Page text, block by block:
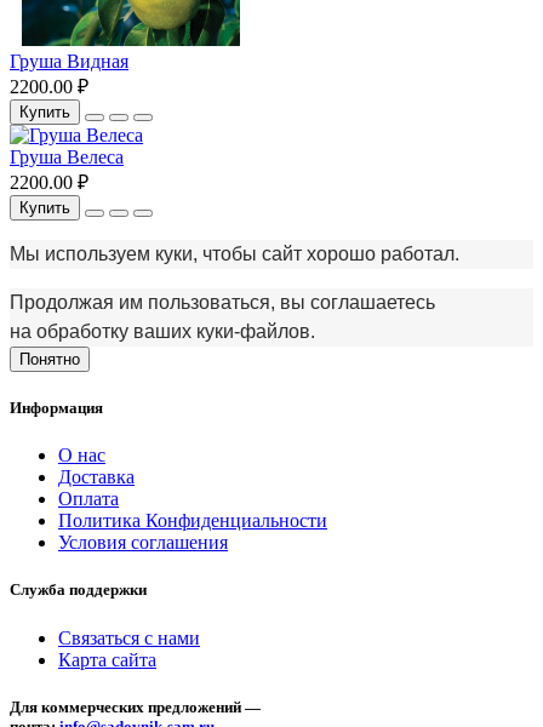
Груша Видная
2200.00 ₽
Купить
Груша Велеса
2200.00 ₽
Купить
Мы используем куки, чтобы сайт хорошо работал.
Продолжая им пользоваться, вы соглашаетесь
на обработку ваших куки‑файлов.
Понятно
Информация
О нас
Доставка
Оплата
Политика Конфиденциальности
Условия соглашения
Служба поддержки
Связаться с нами
Карта сайта
Для коммерческих предложений —